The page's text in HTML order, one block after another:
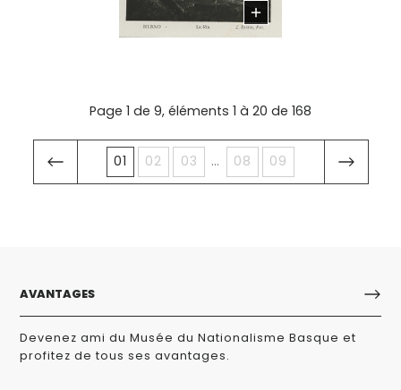
Page 1 de 9, éléments 1 à 20 de 168
01 02 03 ... 08 09
AVANTAGES
Devenez ami du Musée du Nationalisme Basque et
profitez de tous ses avantages.